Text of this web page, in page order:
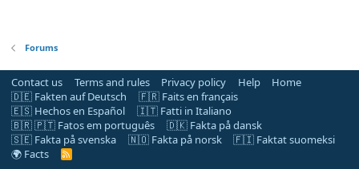
Forums
Contact us Terms and rules Privacy policy Help
Home
🇩🇪 Fakten auf Deutsch
🇫🇷 Faits en français
🇪🇸 Hechos en Español
🇮🇹 Fatti in Italiano
🇧🇷 🇵🇹 Fatos em português
🇩🇰 Fakta på dansk
🇸🇪 Fakta på svenska
🇳🇴 Fakta på norsk
🇫🇮 Faktat suomeksi
🌍 Facts
R